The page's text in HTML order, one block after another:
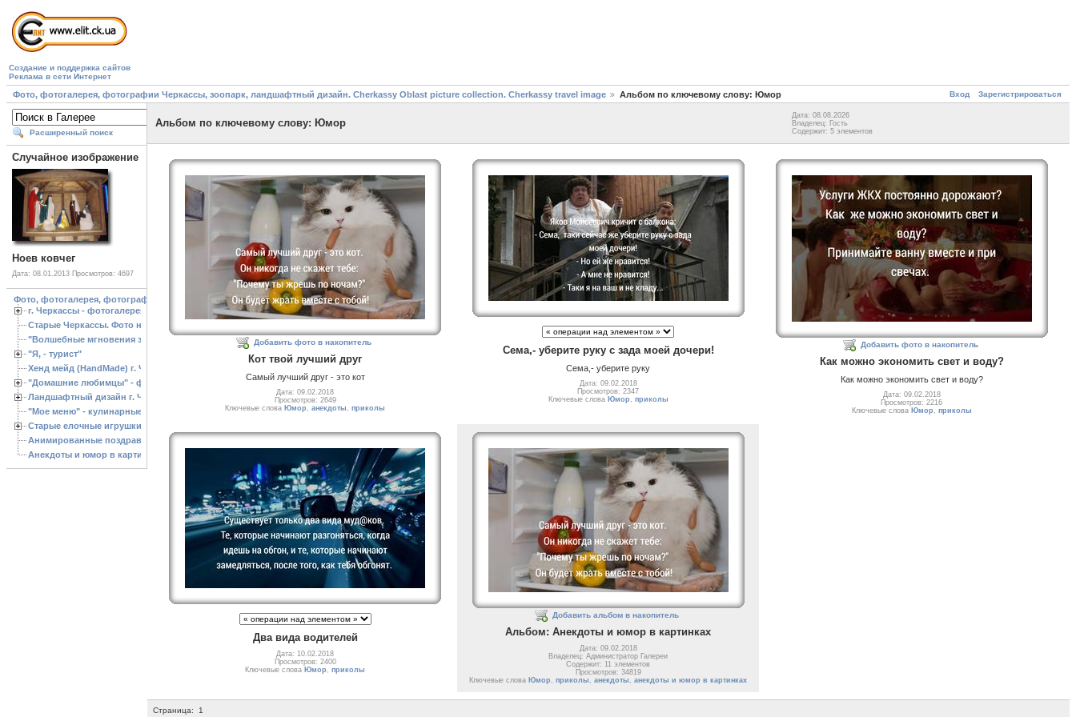
Создание и поддержка сайтов
Реклама в сети Интернет
Вход
Зарегистрироваться
Фото, фотогалерея, фотографии Черкассы, зоопарк, ландшафтный дизайн. Cherkassy Oblast picture collection. Cherkassy travel image Альбом по ключевому слову: Юмор
Расширенный поиск
Случайное изображение
Ноев ковчег
Дата: 08.01.2013 Просмотров: 4697
Фото, фотогалерея, фотографии Черкассы, зоопарк, ландшафтный дизайн. Cherkassy Oblast picture collection. Cherkassy travel image
г. Черкассы - фотогалерея
Старые Черкассы. Фото начало ХХ ст.
"Волшебные мгновения зимы"
"Я, - турист"
Хенд мейд (HandMade) г. Черкассы, - изделия ручной работы
"Домашние любимцы" - фото
Ландшафтный дизайн г. Черкассы
"Мое меню" - кулинарные рецепты
Старые елочные игрушки
Анимированные поздравления с Новым 2013 годом
Анекдоты и юмор в картинках
Альбом по ключевому слову: Юмор
Дата: 08.08.2026
Владелец: Гость
Содержит: 5 элементов
Добавить фото в накопитель
Кот твой лучший друг
Самый лучший друг - это кот
Дата: 09.02.2018
Просмотров: 2649
Ключевые слова Юмор , анекдоты , приколы
Сема,- уберите руку с зада моей дочери!
Сема,- уберите руку
Дата: 09.02.2018
Просмотров: 2347
Ключевые слова Юмор , приколы
Добавить фото в накопитель
Как можно экономить свет и воду?
Как можно экономить свет и воду?
Дата: 09.02.2018
Просмотров: 2216
Ключевые слова Юмор , приколы
Два вида водителей
Дата: 10.02.2018
Просмотров: 2400
Ключевые слова Юмор приколы
Добавить альбом в накопитель
Альбом: Анекдоты и юмор в картинках
Дата: 09.02.2018
Владелец: Администратор Галереи
Содержит: 11 элементов
Просмотров: 34819
Ключевые слова Юмор приколы анекдоты анекдоты и юмор в картинках
Страница: 1